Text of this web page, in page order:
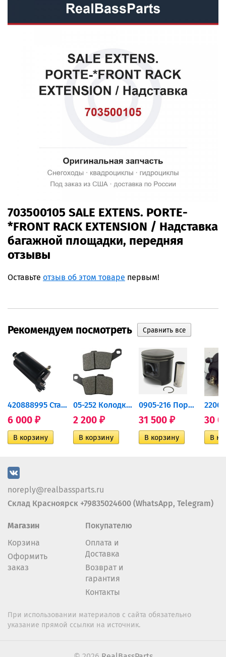
703500105 SALE EXTENS. PORTE-
*FRONT RACK EXTENSION / Надставка
багажной площадки, передняя
отзывы
Оставьте отзыв об этом товаре первым!
Рекомендуем посмотреть
420888995 Стартер для...
6 000 ₽
05-252 Колодки тормозные...
2 200 ₽
0905-216 Поршень Arctic Cat...
31 500 ₽ 30
noreply@realbassparts.ru
Склад Красноярск +79835024600 (WhatsApp, Telegram)
Магазин
Корзина
Оформить
заказ
Покупателю
Оплата и
Доставка
Возврат и
гарантия
Контакты
При использовании материалов с сайта обязательно
указание прямой ссылки на источник.